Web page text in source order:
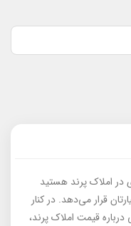
در املاک پرند هستید
قرار می‌دهد. در کنار
قیمت املاک پرند،